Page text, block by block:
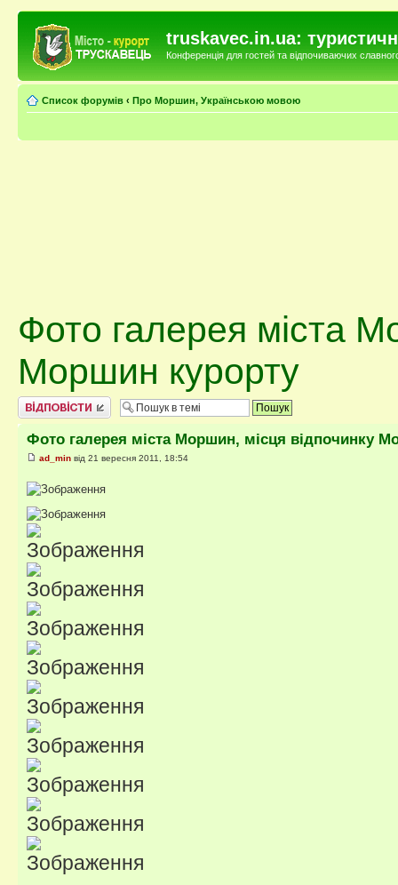
truskavec.in.ua:
Конференція для гостей та відпочиваючих
Список форумів ‹ Про Моршин, Українською мовою
Фото галерея міста
Моршин курорту
Відповісти
Фото галерея міста Моршин, місця відпочинку
ad_min від 21 вересня 2011, 18:54